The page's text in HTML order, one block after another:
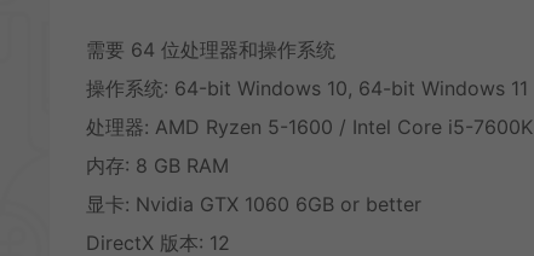
需要 64 位处理器和操作系统
操作系统: 64-bit Windows 10, 64-bit Windows 11
处理器: AMD Ryzen 5-1600 / Intel Core i5-7600K
内存: 8 GB RAM
显卡: Nvidia GTX 1060 6GB or better
DirectX 版本: 12